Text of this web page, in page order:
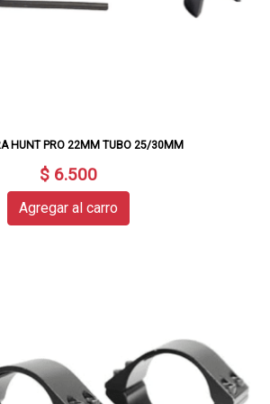
HUNT PRO 22MM TUBO 25/30MM
$ 6.500
Agregar al carro